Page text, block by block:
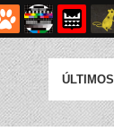
ÚLTIMOS